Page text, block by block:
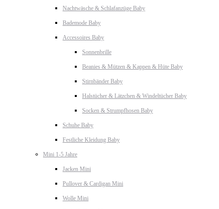
Nachtwäsche & Schlafanzüge Baby
Bademode Baby
Accessoires Baby
Sonnenbrille
Beanies & Mützen & Kappen & Hüte Baby
Stirnbänder Baby
Halstücher & Lätzchen & Windeltücher Baby
Socken & Strumpfhosen Baby
Schuhe Baby
Festliche Kleidung Baby
Mini 1-5 Jahre
Jacken Mini
Pullover & Cardigan Mini
Wolle Mini